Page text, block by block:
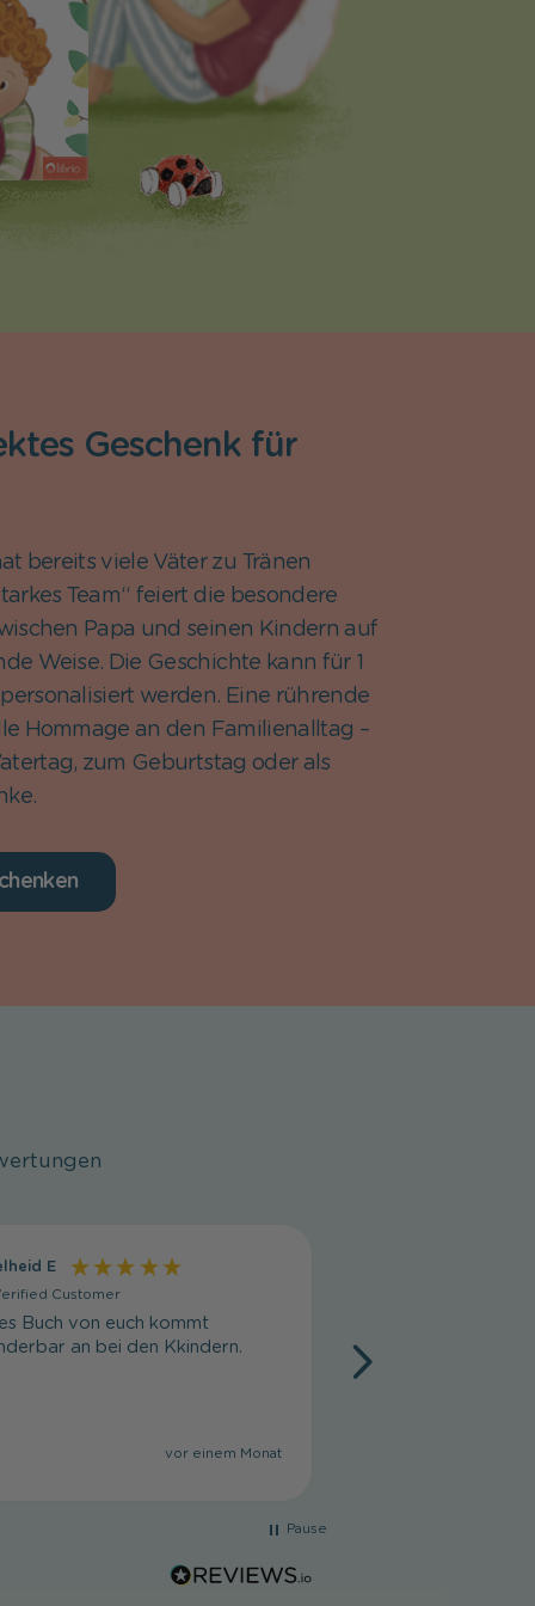
Geschenk für
bereits viele Väter zu Tränen
Team“ feiert die besondere
Papa und seinen Kindern auf
Weise. Die Geschichte kann für 1
werden. Eine rührende
Hommage an den Familienalltag –
zum Geburtstag oder als
E
Customer
Buch von euch kommt
an bei den Kkindern.
vor einem Monat
wieder neu zu
Pause